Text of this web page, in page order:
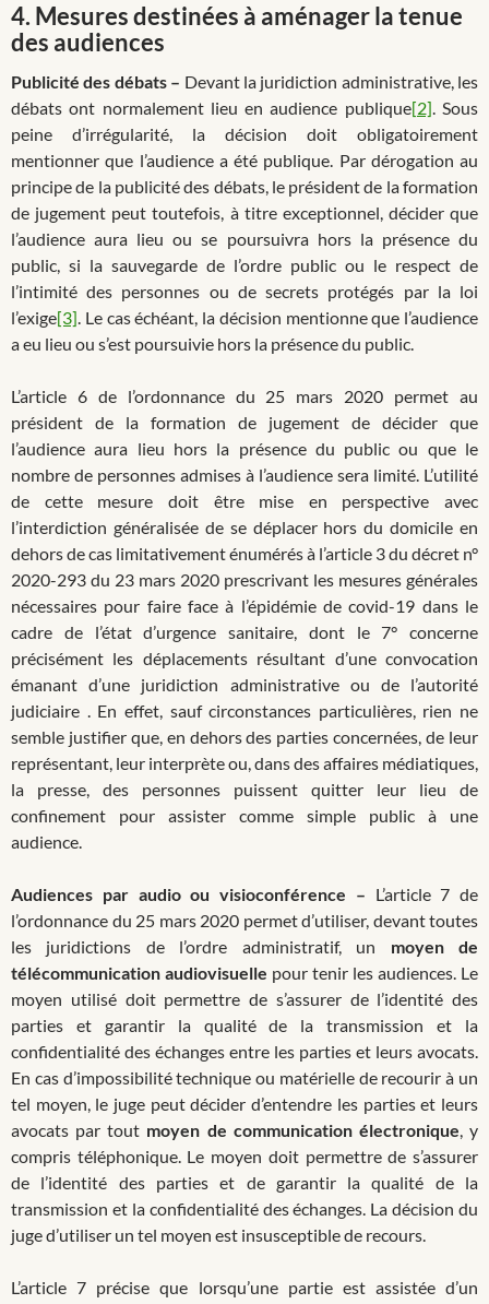
4. Mesures destinées à aménager la tenue
des audiences
Publicité des débats – Devant la juridiction administrative, les
débats ont normalement lieu en audience publique[2]. Sous
peine d’irrégularité, la décision doit obligatoirement
mentionner que l’audience a été publique. Par dérogation au
principe de la publicité des débats, le président de la formation
de jugement peut toutefois, à titre exceptionnel, décider que
l’audience aura lieu ou se poursuivra hors la présence du
public, si la sauvegarde de l’ordre public ou le respect de
l’intimité des personnes ou de secrets protégés par la loi
l’exige[3]. Le cas échéant, la décision mentionne que l’audience
a eu lieu ou s’est poursuivie hors la présence du public.
L’article 6 de l’ordonnance du 25 mars 2020 permet au
président de la formation de jugement de décider que
l’audience aura lieu hors la présence du public ou que le
nombre de personnes admises à l’audience sera limité. L’utilité
de cette mesure doit être mise en perspective avec
l’interdiction généralisée de se déplacer hors du domicile en
dehors de cas limitativement énumérés à l’article 3 du décret n°
2020-293 du 23 mars 2020 prescrivant les mesures générales
nécessaires pour faire face à l’épidémie de covid-19 dans le
cadre de l’état d’urgence sanitaire, dont le 7° concerne
précisément les déplacements résultant d’une convocation
émanant d’une juridiction administrative ou de l’autorité
judiciaire . En effet, sauf circonstances particulières, rien ne
semble justifier que, en dehors des parties concernées, de leur
représentant, leur interprète ou, dans des affaires médiatiques,
la presse, des personnes puissent quitter leur lieu de
confinement pour assister comme simple public à une
audience.
Audiences par audio ou visioconférence – L’article 7 de
l’ordonnance du 25 mars 2020 permet d’utiliser, devant toutes
les juridictions de l’ordre administratif, un moyen de
télécommunication audiovisuelle pour tenir les audiences. Le
moyen utilisé doit permettre de s’assurer de l’identité des
parties et garantir la qualité de la transmission et la
confidentialité des échanges entre les parties et leurs avocats.
En cas d’impossibilité technique ou matérielle de recourir à un
tel moyen, le juge peut décider d’entendre les parties et leurs
avocats par tout moyen de communication électronique, y
compris téléphonique. Le moyen doit permettre de s’assurer
de l’identité des parties et de garantir la qualité de la
transmission et la confidentialité des échanges. La décision du
juge d’utiliser un tel moyen est insusceptible de recours.
L’article 7 précise que lorsqu’une partie est assistée d’un